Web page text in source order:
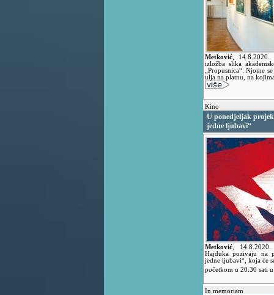
Metković
14.8.2020.
izložba slika
„Propusnica“. Njome
ulja na platnu, na
Kino
U ponedjeljak
jedne ljubavi“
Metković
Hajduka pozivaju na
jedne ljubavi“, koja će
početkom u 20:30 sati
In memoriam